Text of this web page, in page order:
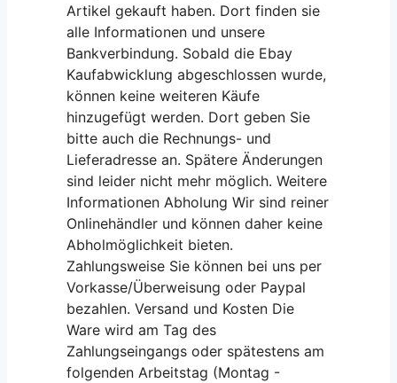
Artikel gekauft haben. Dort finden sie
alle Informationen und unsere
Bankverbindung. Sobald die Ebay
Kaufabwicklung abgeschlossen wurde,
können keine weiteren Käufe
hinzugefügt werden. Dort geben Sie
bitte auch die Rechnungs- und
Lieferadresse an. Spätere Änderungen
sind leider nicht mehr möglich. Weitere
Informationen Abholung Wir sind reiner
Onlinehändler und können daher keine
Abholmöglichkeit bieten.
Zahlungsweise Sie können bei uns per
Vorkasse/Überweisung oder Paypal
bezahlen. Versand und Kosten Die
Ware wird am Tag des
Zahlungseingangs oder spätestens am
folgenden Arbeitstag (Montag -